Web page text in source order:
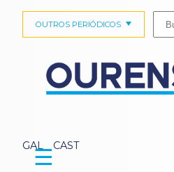
GAL CAST
OUTROS PERIÓDICOS
☰